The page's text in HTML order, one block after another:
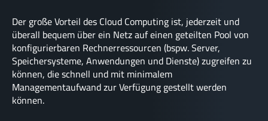
Der große Vorteil des Cloud Computing ist, jederzeit und
überall bequem über ein Netz auf einen geteilten Pool von
konfigurierbaren Rechnerressourcen (bspw. Server,
Speichersysteme, Anwendungen und Dienste) zugreifen zu
können, die schnell und mit minimalem
Managementaufwand zur Verfügung gestellt werden
können.